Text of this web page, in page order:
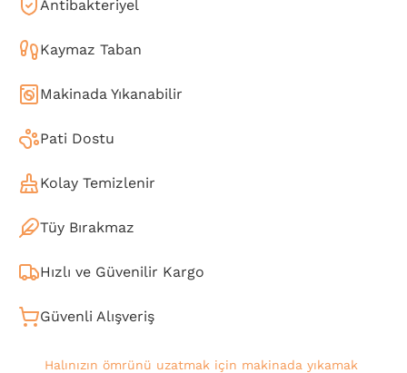
Antibakteriyel
Kaymaz Taban
Makinada Yıkanabilir
Pati Dostu
Kolay Temizlenir
Tüy Bırakmaz
Hızlı ve Güvenilir Kargo
Güvenli Alışveriş
Halınızın ömrünü uzatmak için makinada yıkamak